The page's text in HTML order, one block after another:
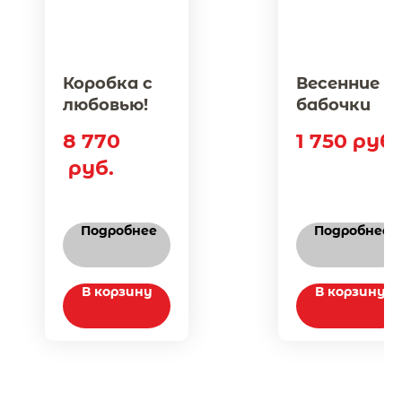
Коробка с
любовью!
8 770
руб.
Подробнее
В корзину
Весенние
бабочки
1 750 руб.
Подробнее
В корзину